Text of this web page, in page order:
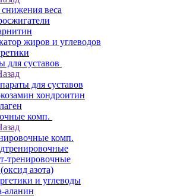
веса
жиров и углеводов
для суставов
для суставов
хондроитин
комп.
комп.
тренировочные
азота)
и углеводы
аланин